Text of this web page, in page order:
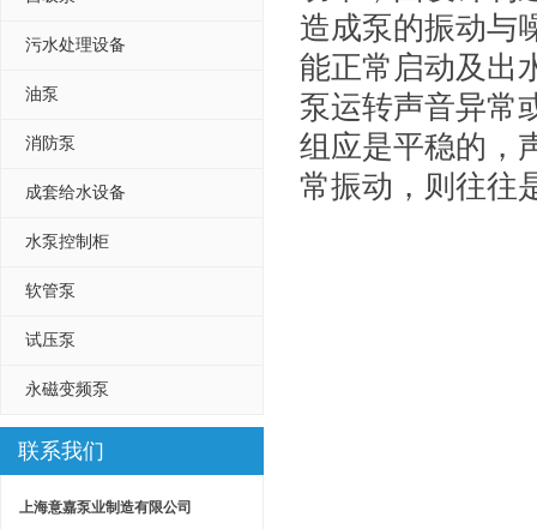
污水处理设备
油泵
消防泵
成套给水设备
水泵控制柜
软管泵
试压泵
永磁变频泵
联系我们
上海意嘉泵业制造有限公司
造成泵的振动与
能正常启动及出
泵运转声音异常
组应是平稳的，
常振动，则往往